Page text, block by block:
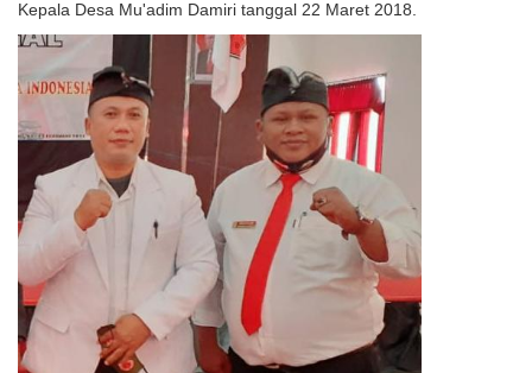
Kepala Desa Mu'adim Damiri tanggal 22 Maret 2018.